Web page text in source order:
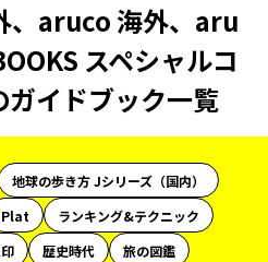
、aruco 海外、aru
スペシャルコ
イドブック一覧
地球の歩き方 Jシリーズ（国内）
Plat
ランキング&テクニック
歴史時代
旅の図鑑